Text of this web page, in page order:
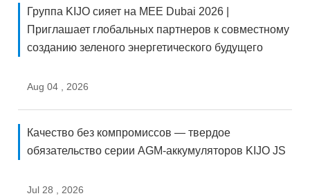
Группа KIJO сияет на MEE Dubai 2026 |
Приглашает глобальных партнеров к совместному
созданию зеленого энергетического будущего
Aug 04 , 2026
Качество без компромиссов — твердое
обязательство серии AGM-аккумуляторов KIJO JS
Jul 28 , 2026